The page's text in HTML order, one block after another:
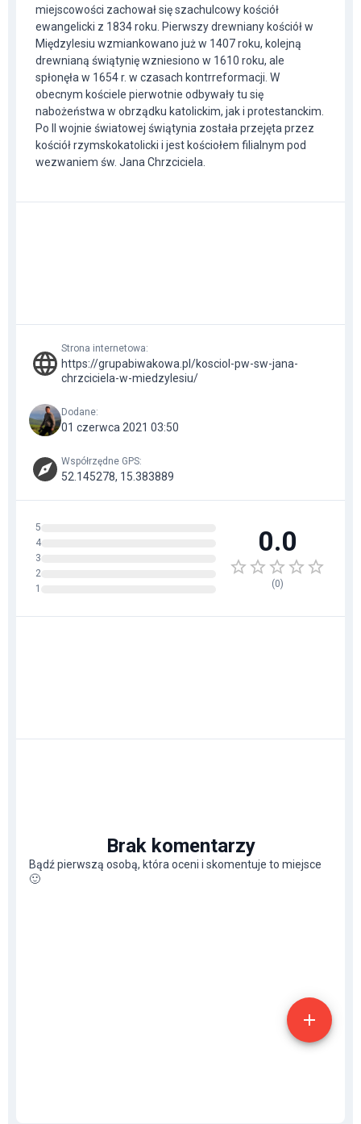
miejscowości zachował się szachulcowy kościół
ewangelicki z 1834 roku. Pierwszy drewniany kościół w
Międzylesiu wzmiankowano już w 1407 roku, kolejną
drewnianą świątynię wzniesiono w 1610 roku, ale
spłonęła w 1654 r. w czasach kontrreformacji. W
obecnym kościele pierwotnie odbywały tu się
nabożeństwa w obrządku katolickim, jak i protestanckim.
Po II wojnie światowej świątynia została przejęta przez
kościół rzymskokatolicki i jest kościołem filialnym pod
wezwaniem św. Jana Chrzciciela.
Strona internetowa:
https://grupabiwakowa.pl/kosciol-pw-sw-jana-
chrzciciela-w-miedzylesiu/
Dodane:
01 czerwca 2021 03:50
Współrzędne GPS:
52.145278, 15.383889
5
4
3
2
1
0.0
(0)
Brak komentarzy
Bądź pierwszą osobą, która oceni i skomentuje to miejsce
🙂